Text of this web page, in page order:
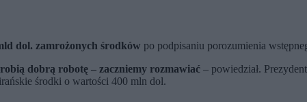
dol. zamrożonych środków po podpisaniu porozumienia
dobrą robotę – zaczniemy rozmawiać – powiedział.
środki o wartości 400 mln dol.